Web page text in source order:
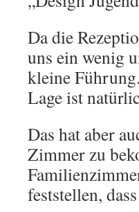
Da die
uns ein wenig
kleine
Lage ist
Das hat aber
Zimmer zu
feststellen,